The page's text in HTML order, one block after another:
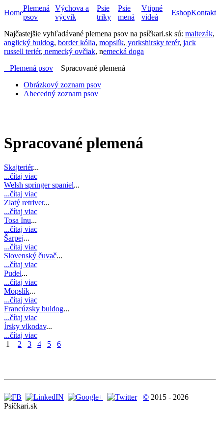
Home
Plemená
psov
Výchova a
výcvik
Psie
triky
Psie
mená
Vtipné
videá
EshopKontakt
Najčastejšie vyhľadávané plemena psov na psíčkari.sk sú: maltezák,
anglický buldog, border kólia, mopslík, yorkshirsky terér, jack
russell teriér, nemecký ovčiak, nemecká doga
Plemená psov
Spracované plemená
Obrázkový zoznam psov
Abecedný zoznam psov
Spracované plemená
Skajteriér...
...čítaj viac
Welsh springer spaniel...
...čítaj viac
Zlatý retriver...
...čítaj viac
Tosa Inu...
...čítaj viac
Šarpej...
...čítaj viac
Slovenský čuvač...
...čítaj viac
Pudel...
...čítaj viac
Mopslík...
...čítaj viac
Francúzsky buldog...
...čítaj viac
Írsky vlkodav...
...čítaj viac
1
2 3 4 5 6
© 2015 - 2026
Psíčkari.sk